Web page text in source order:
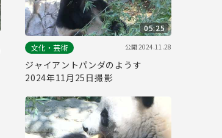
05:25
文化・芸術
公開2024.11.28
ジャイアントパンダのようす
2024年11月25日撮影